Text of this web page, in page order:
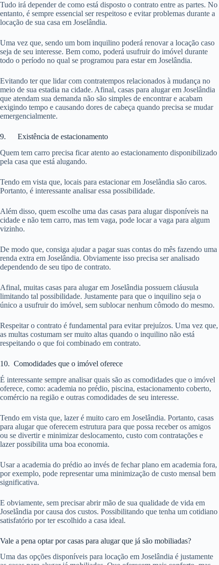
Tudo irá depender de como está disposto o contrato entre as partes. No
entanto, é sempre essencial ser respeitoso e evitar problemas durante a
locação de sua casa em Joselândia.
Uma vez que, sendo um bom inquilino poderá renovar a locação caso
seja de seu interesse. Bem como, poderá usufruir do imóvel durante
todo o período no qual se programou para estar em Joselândia.
Evitando ter que lidar com contratempos relacionados à mudança no
meio de sua estadia na cidade. Afinal, casas para alugar em Joselândia
que atendam sua demanda não são simples de encontrar e acabam
exigindo tempo e causando dores de cabeça quando precisa se mudar
emergencialmente.
9. Existência de estacionamento
Quem tem carro precisa ficar atento ao estacionamento disponibilizado
pela casa que está alugando.
Tendo em vista que, locais para estacionar em Joselândia são caros.
Portanto, é interessante analisar essa possibilidade.
Além disso, quem escolhe uma das casas para alugar disponíveis na
cidade e não tem carro, mas tem vaga, pode locar a vaga para algum
vizinho.
De modo que, consiga ajudar a pagar suas contas do mês fazendo uma
renda extra em Joselândia. Obviamente isso precisa ser analisado
dependendo de seu tipo de contrato.
Afinal, muitas casas para alugar em Joselândia possuem cláusula
limitando tal possibilidade. Justamente para que o inquilino seja o
único a usufruir do imóvel, sem sublocar nenhum cômodo do mesmo.
Respeitar o contrato é fundamental para evitar prejuízos. Uma vez que,
as multas costumam ser muito altas quando o inquilino não está
respeitando o que foi combinado em contrato.
10. Comodidades que o imóvel oferece
É interessante sempre analisar quais são as comodidades que o imóvel
oferece, como: academia no prédio, piscina, estacionamento coberto,
comércio na região e outras comodidades de seu interesse.
Tendo em vista que, lazer é muito caro em Joselândia. Portanto, casas
para alugar que oferecem estrutura para que possa receber os amigos
ou se divertir e minimizar deslocamento, custo com contratações e
lazer possibilita uma boa economia.
Usar a academia do prédio ao invés de fechar plano em academia fora,
por exemplo, pode representar uma minimização de custo mensal bem
significativa.
E obviamente, sem precisar abrir mão de sua qualidade de vida em
Joselândia por causa dos custos. Possibilitando que tenha um cotidiano
satisfatório por ter escolhido a casa ideal.
Vale a pena optar por casas para alugar que já são mobiliadas?
Uma das opções disponíveis para locação em Joselândia é justamente